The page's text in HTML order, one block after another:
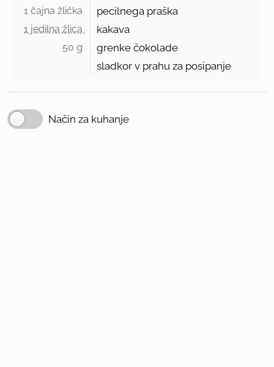
1 čajna žlička pecilnega praška
1 jedilna žlica kakava
50 g
grenke čokolade
sladkor v prahu za posipanje
Način za kuhanje